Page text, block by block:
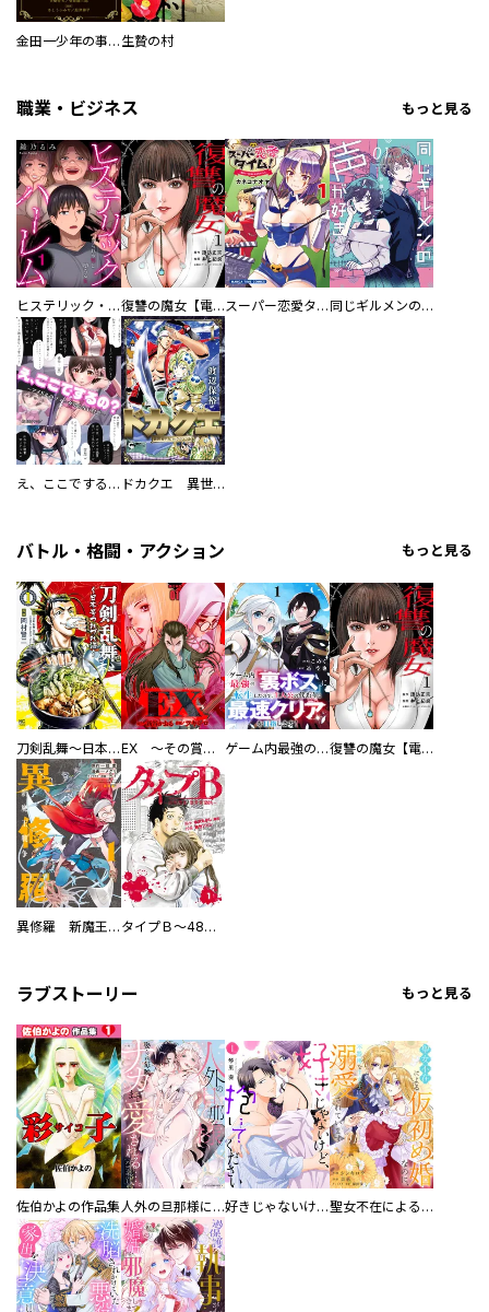
金田一少年の事件簿と犯人たちの事件簿 一つにまとめちゃいました。 生贄の村
職業・ビジネス もっと見る
ヒステリック・ハーレム～搾られる男と堕ちる女～【電子単行本版】 復讐の魔女【電子単行本版】 スーパー恋愛タイム！～現場でドＳな彼女は自宅でデレる～ 同じギルメンの声が好き
え、ここでするの？ アイドルのファンが知らない日常 ドカクエ 異世界ドカコッククエスト
バトル・格闘・アクション もっと見る
刀剣乱舞～日本号つれづれ酒～ EX ～その賞金稼ぎは、世界の出口を探す～【単行本版】 ゲーム内最強の『裏ボス』に転生したので、主人公の代わりに最速クリアを目指します！【電子単行本版】 復讐の魔女【電子単行本版】
異修羅 新魔王戦争 タイプＢ～48時間後、致死率100％～【単話】
ラブストーリー もっと見る
佐伯かよの作品集 人外の旦那様に娶られ毎晩ナカまで愛される…。アンソロジー 好きじゃないけど、抱いてください【電子単行本版／特典おまけ付き】 聖女不在による仮初め婚なのに、不器用な王太子に溺愛されています【電子単行本版／特典おまけ付き】